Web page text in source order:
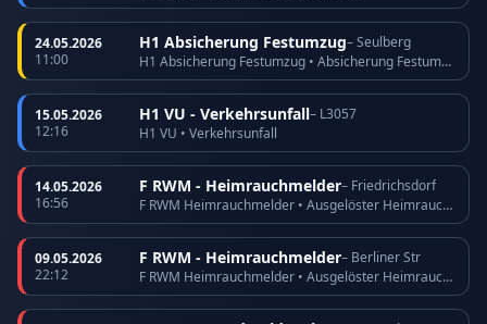
24.05.2026
11:00
H1 Absicherung Festumzug– Seulberg
H1 Absicherung Festumzug • Absicherung Festumzug
15.05.2026
12:16
H1 VU - Verkehrsunfall– L3057
H1 VU • Verkehrsunfall
14.05.2026
16:56
F RWM - Heimrauchmelder– Friedrichsdorf
F RWM Heimrauchmelder • Ausgelöster Heimrauchmelder
09.05.2026
22:12
F RWM - Heimrauchmelder– Berliner Str
F RWM Heimrauchmelder • Ausgelöster Heimrauchmelder